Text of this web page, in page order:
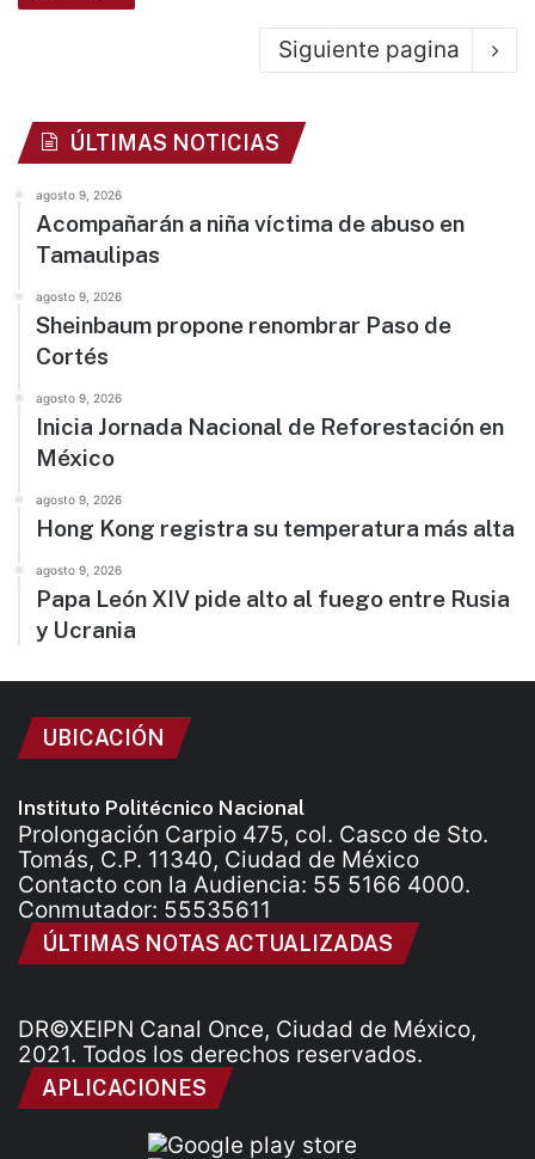
Siguiente pagina
ÚLTIMAS NOTICIAS
agosto 9, 2026
Acompañarán a niña víctima de abuso en
Tamaulipas
agosto 9, 2026
Sheinbaum propone renombrar Paso de
Cortés
agosto 9, 2026
Inicia Jornada Nacional de Reforestación en
México
agosto 9, 2026
Hong Kong registra su temperatura más alta
agosto 9, 2026
Papa León XIV pide alto al fuego entre Rusia
y Ucrania
UBICACIÓN
Instituto Politécnico Nacional
Prolongación Carpio 475, col. Casco de Sto.
Tomás, C.P. 11340, Ciudad de México
Contacto con la Audiencia: 55 5166 4000.
Conmutador: 55535611
ÚLTIMAS NOTAS ACTUALIZADAS
DR©XEIPN Canal Once, Ciudad de México,
2021. Todos los derechos reservados.
APLICACIONES